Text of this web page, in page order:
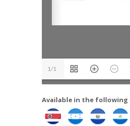
1/1
Available in the following